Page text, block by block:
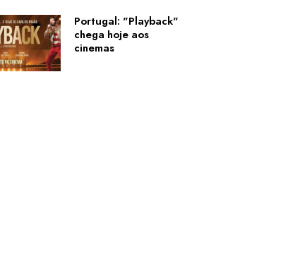
Portugal: "Playback"
chega hoje aos
cinemas